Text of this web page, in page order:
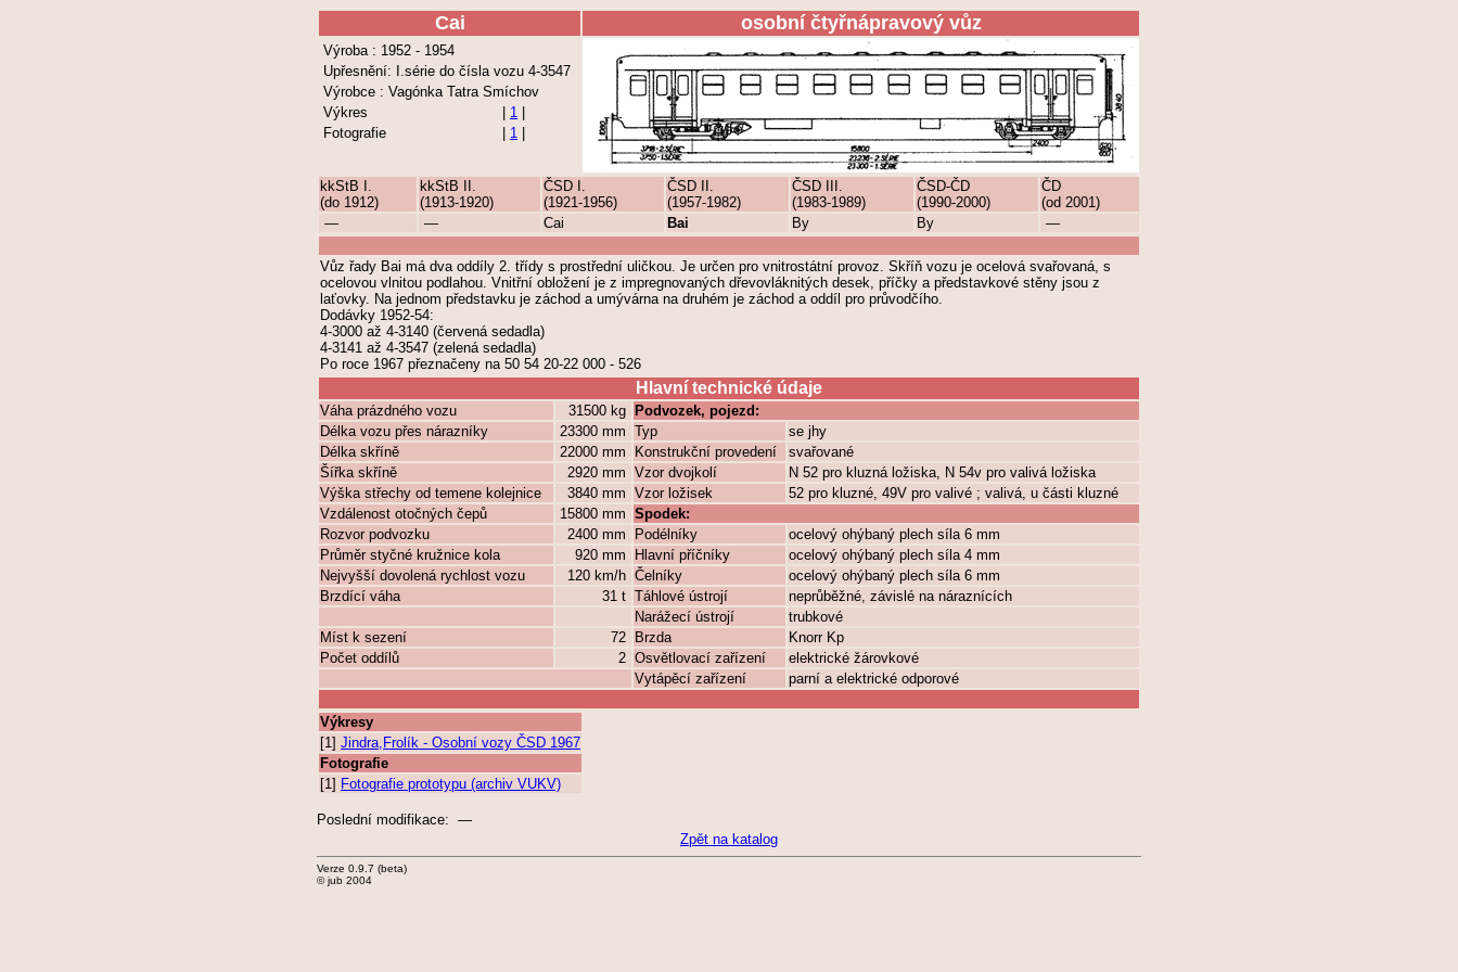
Cai osobní čtyřnápravový vůz
Výroba : 1952 - 1954
Upřesnění: I.série do čísla vozu 4-3547
Výrobce : Vagónka Tatra Smíchov
Výkres
1
Fotografie
1
kkStB I.
(do 1912)
kkStB II.
(1913-1920)
ČSD I.
(1921-1956)
ČSD II.
(1957-1982)
ČSD III.
(1983-1989)
ČSD-ČD
(1990-2000)
ČD
(od 2001)
—
— Cai Bai By By —
Vůz řady Bai má dva oddíly 2. třídy s prostřední uličkou. Je určen pro vnitrostátní provoz. Skříň vozu je ocelová svařovaná, s
ocelovou vlnitou podlahou. Vnitřní obložení je z impregnovaných dřevovláknitých desek, příčky a představkové stěny jsou z
laťovky. Na jednom představku je záchod a umývárna na druhém je záchod a oddíl pro průvodčího.
Dodávky 1952-54:
4-3000 až 4-3140 (červená sedadla)
4-3141 až 4-3547 (zelená sedadla)
Po roce 1967 přeznačeny na 50 54 20-22 000 - 526
Hlavní technické údaje
Váha prázdného vozu 31500 kg
Podvozek, pojezd:
Délka vozu přes nárazníky
23300 mm Typ
se jhy
Délka skříně
22000 mm Konstrukční provedení
svařované
Šířka skříně
2920 mm Vzor dvojkolí
N 52 pro kluzná ložiska, N 54v pro valivá ložiska
Výška střechy od temene kolejnice
3840 mm Vzor ložisek
52 pro kluzné, 49V pro valivé ; valivá, u části kluzné
Vzdálenost otočných čepů
15800 mm Spodek:
Rozvor podvozku
2400 mm Podélníky
ocelový ohýbaný plech síla 6 mm
Průměr styčné kružnice kola
920 mm Hlavní příčníky
ocelový ohýbaný plech síla 4 mm
Nejvyšší dovolená rychlost vozu
120 km/h Čelníky
ocelový ohýbaný plech síla 6 mm
Brzdící váha
31 t Táhlové ústrojí
neprůběžné, závislé na náraznících
Narážecí ústrojí
trubkové
Míst k sezení
72 Brzda
Knorr Kp
Počet oddílů
2 Osvětlovací zařízení
elektrické žárovkové
Vytápěcí zařízení
parní a elektrické odporové
Výkresy
[1] Jindra,Frolík - Osobní vozy ČSD 1967
Fotografie
[1] Fotografie prototypu (archiv VUKV)
Poslední modifikace: —
Zpět na katalog
Verze 0.9.7 (beta)
© jub 2004